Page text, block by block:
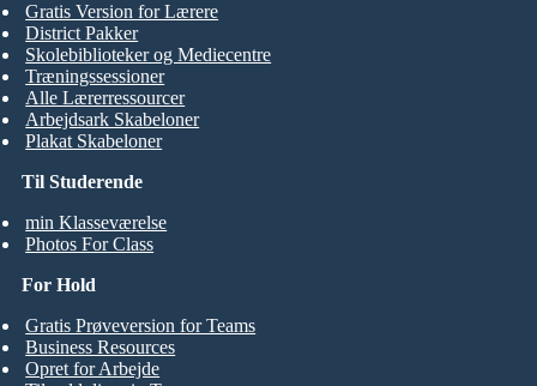
Til Studerende
min Klasseværelse
Photos For Class
Gratis Version for Lærere
District Pakker
Skolebiblioteker og Mediecentre
Træningssessioner
Alle Lærerressourcer
Arbejdsark Skabeloner
Plakat Skabeloner
For Hold
Gratis Prøveversion for Teams
Business Resources
Opret for Arbejde